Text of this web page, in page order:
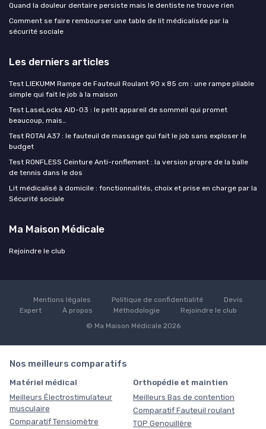
Quand la douleur dentaire persiste mais le dentiste ne trouve rien
Comment se faire rembourser une table de lit médicalisée par la
sécurité sociale
Les derniers articles
Test LIEKUMM Rampe de Fauteuil Roulant 90 x 85 cm : une rampe pliable
simple qui fait le job à la maison
Test LaseLocks AID-03 : le petit appareil de sommeil qui promet
beaucoup, mais…
Test ROTAI A37 : le fauteuil de massage qui fait le job sans exploser le
budget
Test RONFLESS Ceinture Anti-ronflement : la version propre de la balle
de tennis dans le dos
Lit médicalisé à domicile : fonctionnalités, choix et prise en charge par la
Sécurité sociale
Ma Maison Médicale
Rejoindre le club
Mentions légales Politique de confidentialité
Devis
Expert
À propos Méthodologie
Rejoindre le club
© Ma Maison Médicale 2026
Nos meilleurs comparatifs
Matériel médical
Meilleurs Électrostimulateur
musculaire
Comparatif Tensiomètre
Orthopédie et maintien
Meilleurs Bas de contention
Comparatif Fauteuil roulant
TOP Genouillère